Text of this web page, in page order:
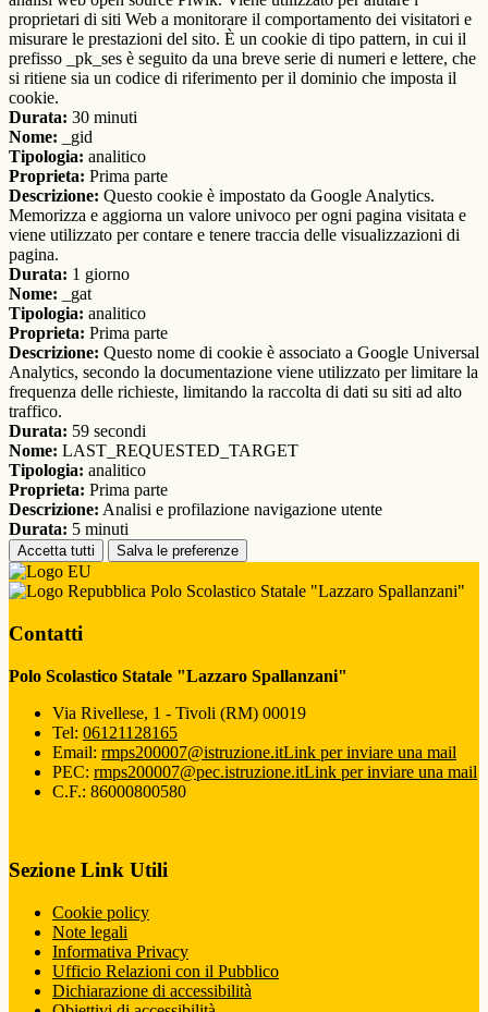
proprietari di siti Web a monitorare il comportamento dei visitatori e
misurare le prestazioni del sito. È un cookie di tipo pattern, in cui il
prefisso _pk_ses è seguito da una breve serie di numeri e lettere, che
si ritiene sia un codice di riferimento per il dominio che imposta il
cookie.
Durata: 30 minuti
Nome: _gid
Tipologia: analitico
Proprieta: Prima parte
Descrizione: Questo cookie è impostato da Google Analytics.
Memorizza e aggiorna un valore univoco per ogni pagina visitata e
viene utilizzato per contare e tenere traccia delle visualizzazioni di
pagina.
Durata: 1 giorno
Nome: _gat
Tipologia: analitico
Proprieta: Prima parte
Descrizione: Questo nome di cookie è associato a Google Universal
Analytics, secondo la documentazione viene utilizzato per limitare la
frequenza delle richieste, limitando la raccolta di dati su siti ad alto
traffico.
Durata: 59 secondi
Nome: LAST_REQUESTED_TARGET
Tipologia: analitico
Proprieta: Prima parte
Descrizione: Analisi e profilazione navigazione utente
Durata: 5 minuti
Accetta tutti Salva le preferenze
Polo Scolastico Statale "Lazzaro Spallanzani"
Contatti
Polo Scolastico Statale "Lazzaro Spallanzani"
Via Rivellese, 1 - Tivoli (RM) 00019
Tel: 06121128165
Email: rmps200007@istruzione.itLink per inviare una mail
PEC: rmps200007@pec.istruzione.itLink per inviare una mail
C.F.: 86000800580
Sezione Link Utili
Cookie policy
Note legali
Informativa Privacy
Ufficio Relazioni con il Pubblico
Dichiarazione di accessibilità